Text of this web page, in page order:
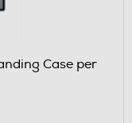
Case per